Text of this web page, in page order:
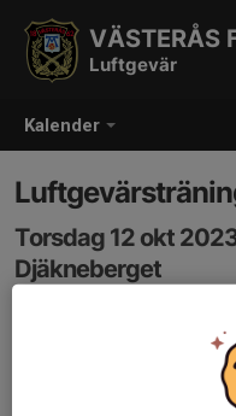
Kalender
VÄSTERÅS
Luftgevär
Torsdag 12 okt
Djäkneberget